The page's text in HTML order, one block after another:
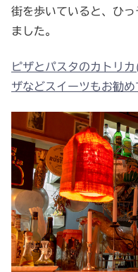
街を歩いていると、ひ
ました。
ピザとパスタのカトリ
ザなどスイーツもお勧